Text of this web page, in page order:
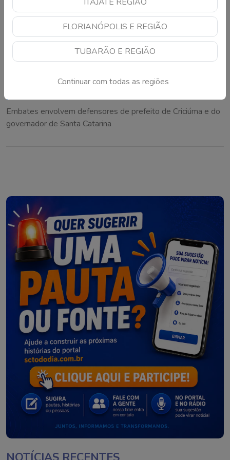
FLORIANÓPOLIS E REGIÃO
TUBARÃO E REGIÃO
Continuar com todas as regiões
Vereadores de Criciúma se envolvem em
Embates envolvem defensores de prefeito de Criciúma e do
governador de Santa Catarina